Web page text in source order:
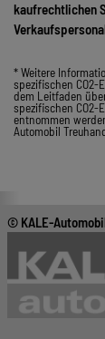
kaufrechtlichen
* Weitere
spezifischen CO2-
dem Leitfaden
spezifischen CO2-
entnommen
Automobil
© KALE-